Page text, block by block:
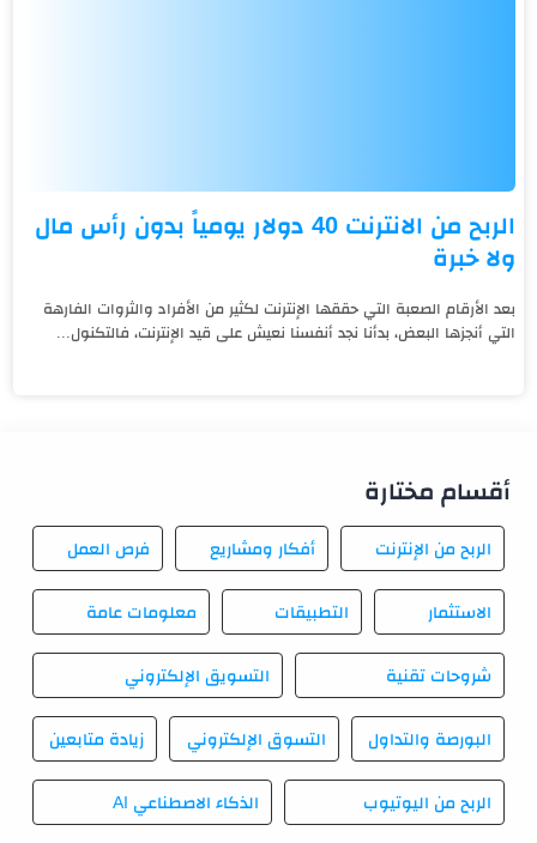
الربح من الانترنت 40 دولار يومياً بدون رأس مال
ولا خبرة
بعد الأرقام الصعبة التي حققها الإنترنت لكثير من الأفراد والثروات الفارهة
التي أنجزها البعض، بدأنا نجد أنفسنا نعيش على قيد الإنترنت، فالتكنول...
أقسام مختارة
الربح من الإنترنت أفكار ومشاريع فرص العمل
الاستثمار التطبيقات معلومات عامة
شروحات تقنية التسويق الإلكتروني
البورصة والتداول التسوق الإلكتروني زيادة متابعين
الربح من اليوتيوب الذكاء الاصطناعي AI